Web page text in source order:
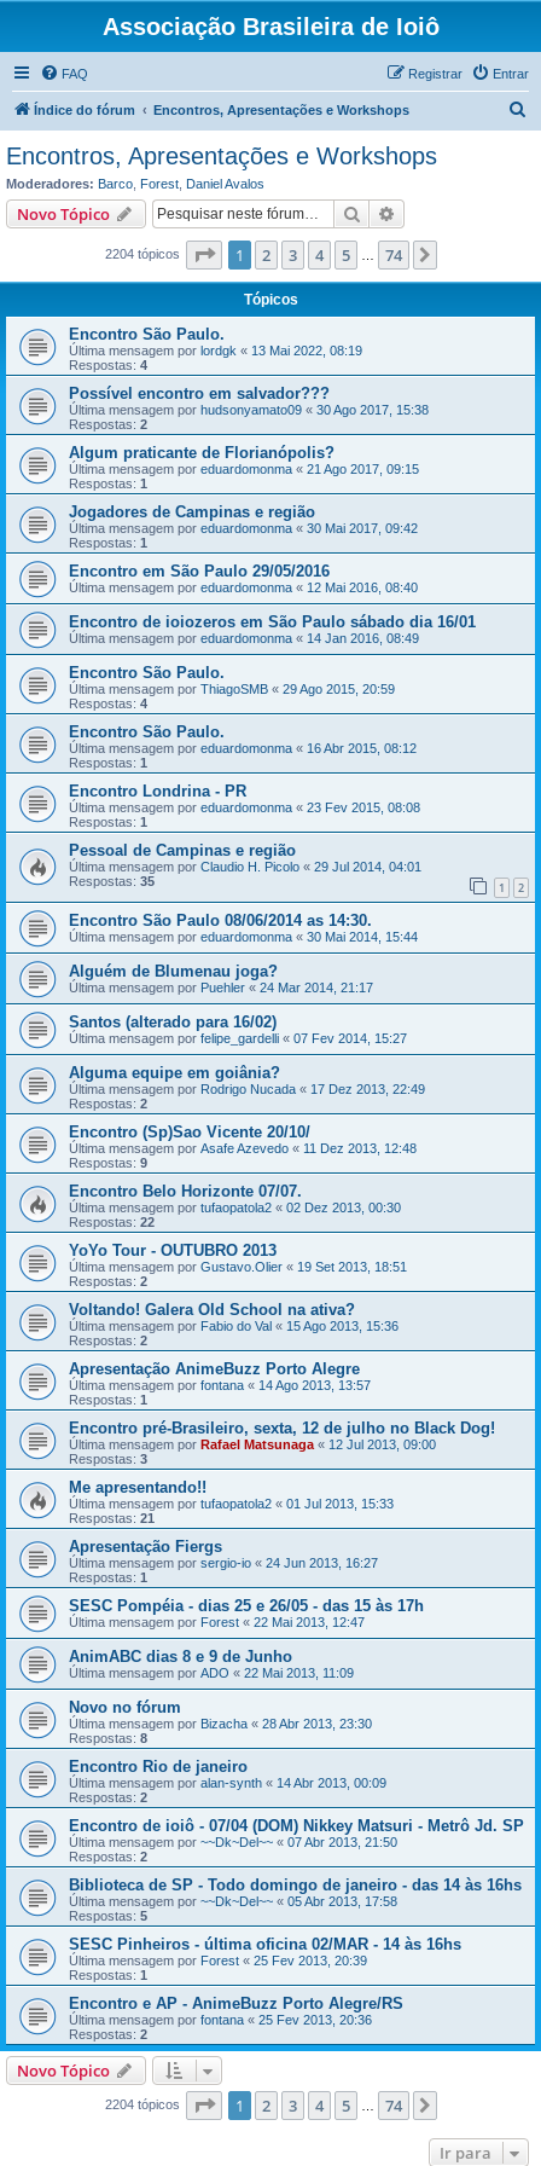
Associação Brasileira de Ioiô
FAQ Entrar
Registrar
Índice do fórum Encontros, Apresentações e Workshops
s
Encontros, Apresentações e Workshops
Moderadores: Barco Forest Daniel Avalos
Novo Tópico Pesquisar
2204 tópicos Página de 74
1 2 3 4 5 74
Tópicos
Encontro São Paulo.
Última mensagem por lordgk « 13 Mai 2022, 08:19
Respostas: 4
Possível encontro em salvador???
Última mensagem por hudsonyamato09 « 30 Ago 2017, 15:38
Respostas: 2
Algum praticante de Florianópolis?
Última mensagem por eduardomonma « 21 Ago 2017, 09:15
Respostas: 1
Jogadores de Campinas e região
Última mensagem por eduardomonma « 30 Mai 2017, 09:42
Respostas: 1
Encontro em São Paulo 29/05/2016
Última mensagem por eduardomonma « 12 Mai 2016, 08:40
Encontro de ioiozeros em São Paulo sábado dia 16/01
Última mensagem por eduardomonma « 14 Jan 2016, 08:49
Encontro São Paulo.
Última mensagem por ThiagoSMB « 29 Ago 2015, 20:59
Respostas: 4
Encontro São Paulo.
Última mensagem por eduardomonma « 16 Abr 2015, 08:12
Respostas: 1
Encontro Londrina - PR
Última mensagem por eduardomonma « 23 Fev 2015, 08:08
Respostas: 1
Pessoal de Campinas e região
Última mensagem por Claudio H. Picolo « 29 Jul 2014, 04:01
Respostas: 35 1 2
Encontro São Paulo 08/06/2014 as 14:30.
Última mensagem por eduardomonma « 30 Mai 2014, 15:44
Alguém de Blumenau joga?
Última mensagem por Puehler « 24 Mar 2014, 21:17
Santos (alterado para 16/02)
Última mensagem por felipe_gardelli « 07 Fev 2014, 15:27
Alguma equipe em goiânia?
Última mensagem por Rodrigo Nucada « 17 Dez 2013, 22:49
Respostas: 2
Encontro (Sp)Sao Vicente 20/10/
Última mensagem por Asafe Azevedo « 11 Dez 2013, 12:48
Respostas: 9
Encontro Belo Horizonte 07/07.
Última mensagem por tufaopatola2 « 02 Dez 2013, 00:30
Respostas: 22
YoYo Tour - OUTUBRO 2013
Última mensagem por Gustavo.Olier « 19 Set 2013, 18:51
Respostas: 2
Voltando! Galera Old School na ativa?
Última mensagem por Fabio do Val « 15 Ago 2013, 15:36
Respostas: 2
Apresentação AnimeBuzz Porto Alegre
Última mensagem por fontana « 14 Ago 2013, 13:57
Respostas: 1
Encontro pré-Brasileiro, sexta, 12 de julho no Black Dog!
Última mensagem por Rafael Matsunaga « 12 Jul 2013, 09:00
Respostas: 3
Me apresentando!!
Última mensagem por tufaopatola2 « 01 Jul 2013, 15:33
Respostas: 21
Apresentação Fiergs
Última mensagem por sergio-io « 24 Jun 2013, 16:27
Respostas: 1
SESC Pompéia - dias 25 e 26/05 - das 15 às 17h
Última mensagem por Forest « 22 Mai 2013, 12:47
AnimABC dias 8 e 9 de Junho
Última mensagem por ADO « 22 Mai 2013, 11:09
Novo no fórum
Última mensagem por Bizacha « 28 Abr 2013, 23:30
Respostas: 8
Encontro Rio de janeiro
Última mensagem por alan-synth « 14 Abr 2013, 00:09
Respostas: 2
Encontro de ioiô - 07/04 (DOM) Nikkey Matsuri - Metrô Jd. SP
Última mensagem por ~~Dk~Del~~ « 07 Abr 2013, 21:50
Respostas: 2
Biblioteca de SP - Todo domingo de janeiro - das 14 às 16hs
Última mensagem por ~~Dk~Del~~ « 05 Abr 2013, 17:58
Respostas: 5
SESC Pinheiros - última oficina 02/MAR - 14 às 16hs
Última mensagem por Forest « 25 Fev 2013, 20:39
Respostas: 1
Encontro e AP - AnimeBuzz Porto Alegre/RS
Última mensagem por fontana « 25 Fev 2013, 20:36
Respostas: 2
Novo Tópico
2204 tópicos Página de 74
1 2 3 4 5 74
Ir para